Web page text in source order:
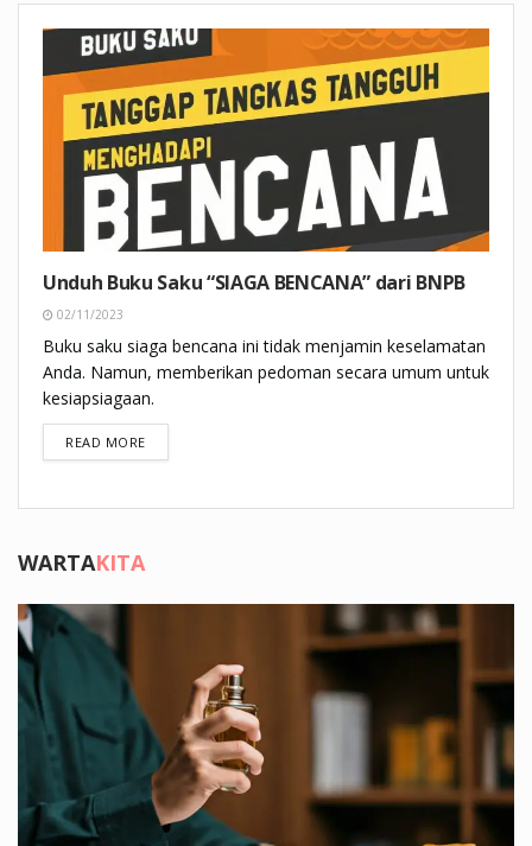
Unduh Buku Saku “SIAGA BENCANA” dari BNPB
02/11/2023
Buku saku siaga bencana ini tidak menjamin keselamatan
Anda. Namun, memberikan pedoman secara umum untuk
kesiapsiagaan.
READ MOREDETAILS
WARTAKITA